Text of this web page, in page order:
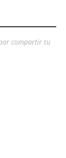
compartir tu